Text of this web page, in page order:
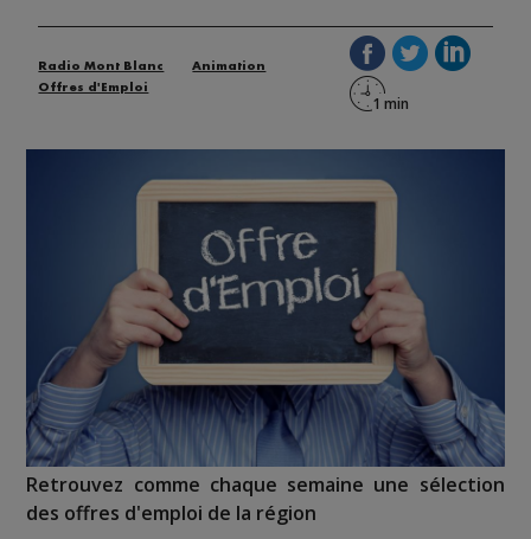
Radio Mont Blanc
Animation
Offres d'Emploi
Retrouvez comme chaque semaine une sélection
des offres d'emploi de la région